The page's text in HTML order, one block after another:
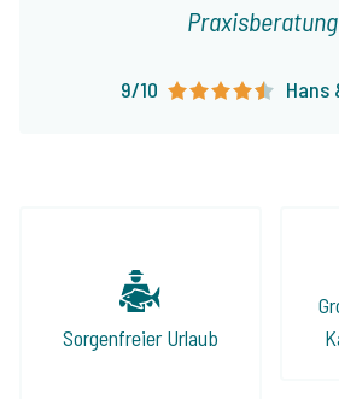
Praxisberatung.
9/10 Hans
Sorgenfreier Urlaub